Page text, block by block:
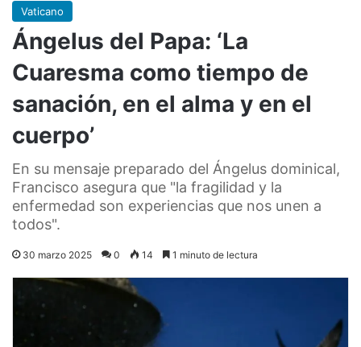
Vaticano
Ángelus del Papa: ‘La
Cuaresma como tiempo de
sanación, en el alma y en el
cuerpo’
En su mensaje preparado del Ángelus dominical,
Francisco asegura que "la fragilidad y la
enfermedad son experiencias que nos unen a
todos".
30 marzo 2025 0 14 1 minuto de lectura